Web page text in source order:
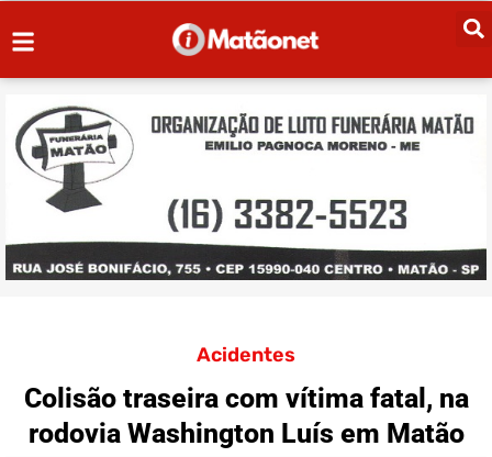
Acidentes
Colisão traseira com vítima fatal, na
rodovia Washington Luís em Matão